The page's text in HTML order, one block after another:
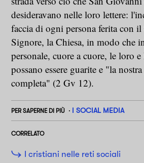
desideravano nelle loro lettere:
faccia di ogni persona ferita con
Signore, la Chiesa, in modo che
personale, cuore a cuore, le loro
possano essere guarite e "la
completa" (2 Gv 12).
PER SAPERNE DI PIÙ I SOCIAL MEDIA
CORRELATO
I cristiani nelle reti sociali